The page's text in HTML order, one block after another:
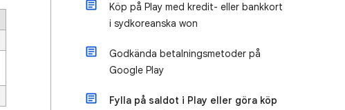
Köp på Play med kredit- eller bankkort
i sydkoreanska won
Godkända betalningsmetoder på
Google Play
Fylla på saldot i Play eller göra köp